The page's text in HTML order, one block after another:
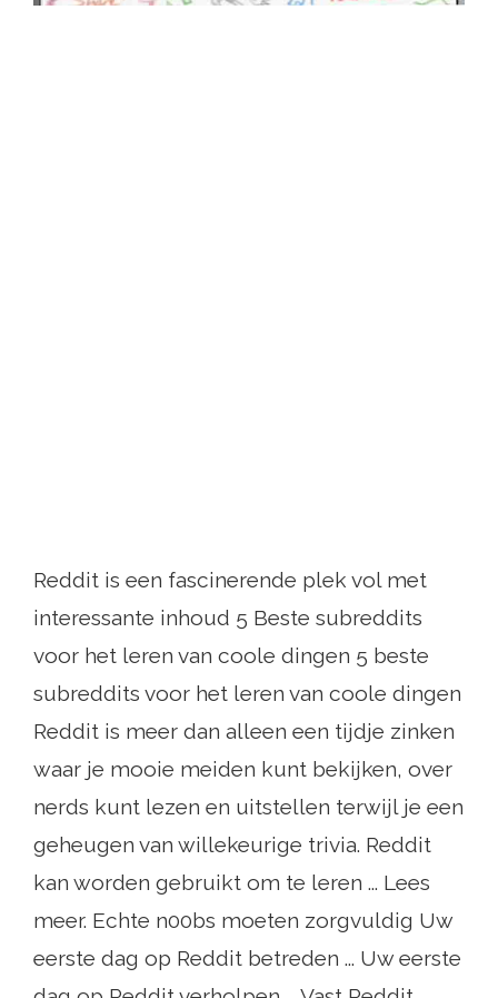
Reddit is een fascinerende plek vol met
interessante inhoud 5 Beste subreddits
voor het leren van coole dingen 5 beste
subreddits voor het leren van coole dingen
Reddit is meer dan alleen een tijdje zinken
waar je mooie meiden kunt bekijken, over
nerds kunt lezen en uitstellen terwijl je een
geheugen van willekeurige trivia. Reddit
kan worden gebruikt om te leren ... Lees
meer. Echte n00bs moeten zorgvuldig Uw
eerste dag op Reddit betreden ... Uw eerste